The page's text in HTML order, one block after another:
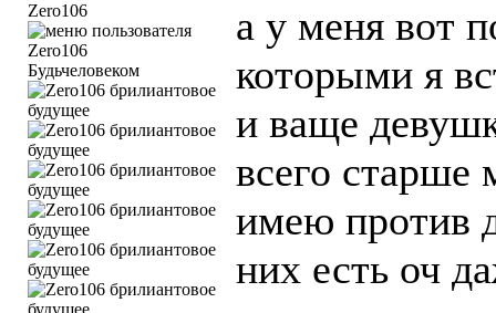
Zero106
Будьчеловеком
а у меня вот
которыми я
и ваще
всего старше
имею против
них есть оч